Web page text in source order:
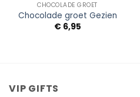
CHOCOLADE GROET
Chocolade groet Gezien
€6,95
VIP GIFTS